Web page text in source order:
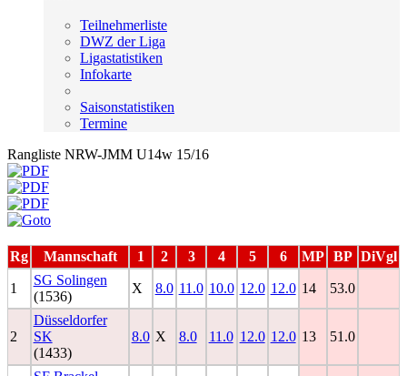
Teilnehmerliste
DWZ der Liga
Ligastatistiken
Infokarte
Saisonstatistiken
Termine
Rangliste NRW-JMM U14w 15/16
Rg Mannschaft 1 2 3 4 5 6 MP BP DiVgl
1
SG Solingen
(1536)
X 8.0 11.0 10.0 12.0 12.0 14 53.0
2
Düsseldorfer
SK
(1433)
8.0 X 8.0 11.0 12.0 12.0 13 51.0